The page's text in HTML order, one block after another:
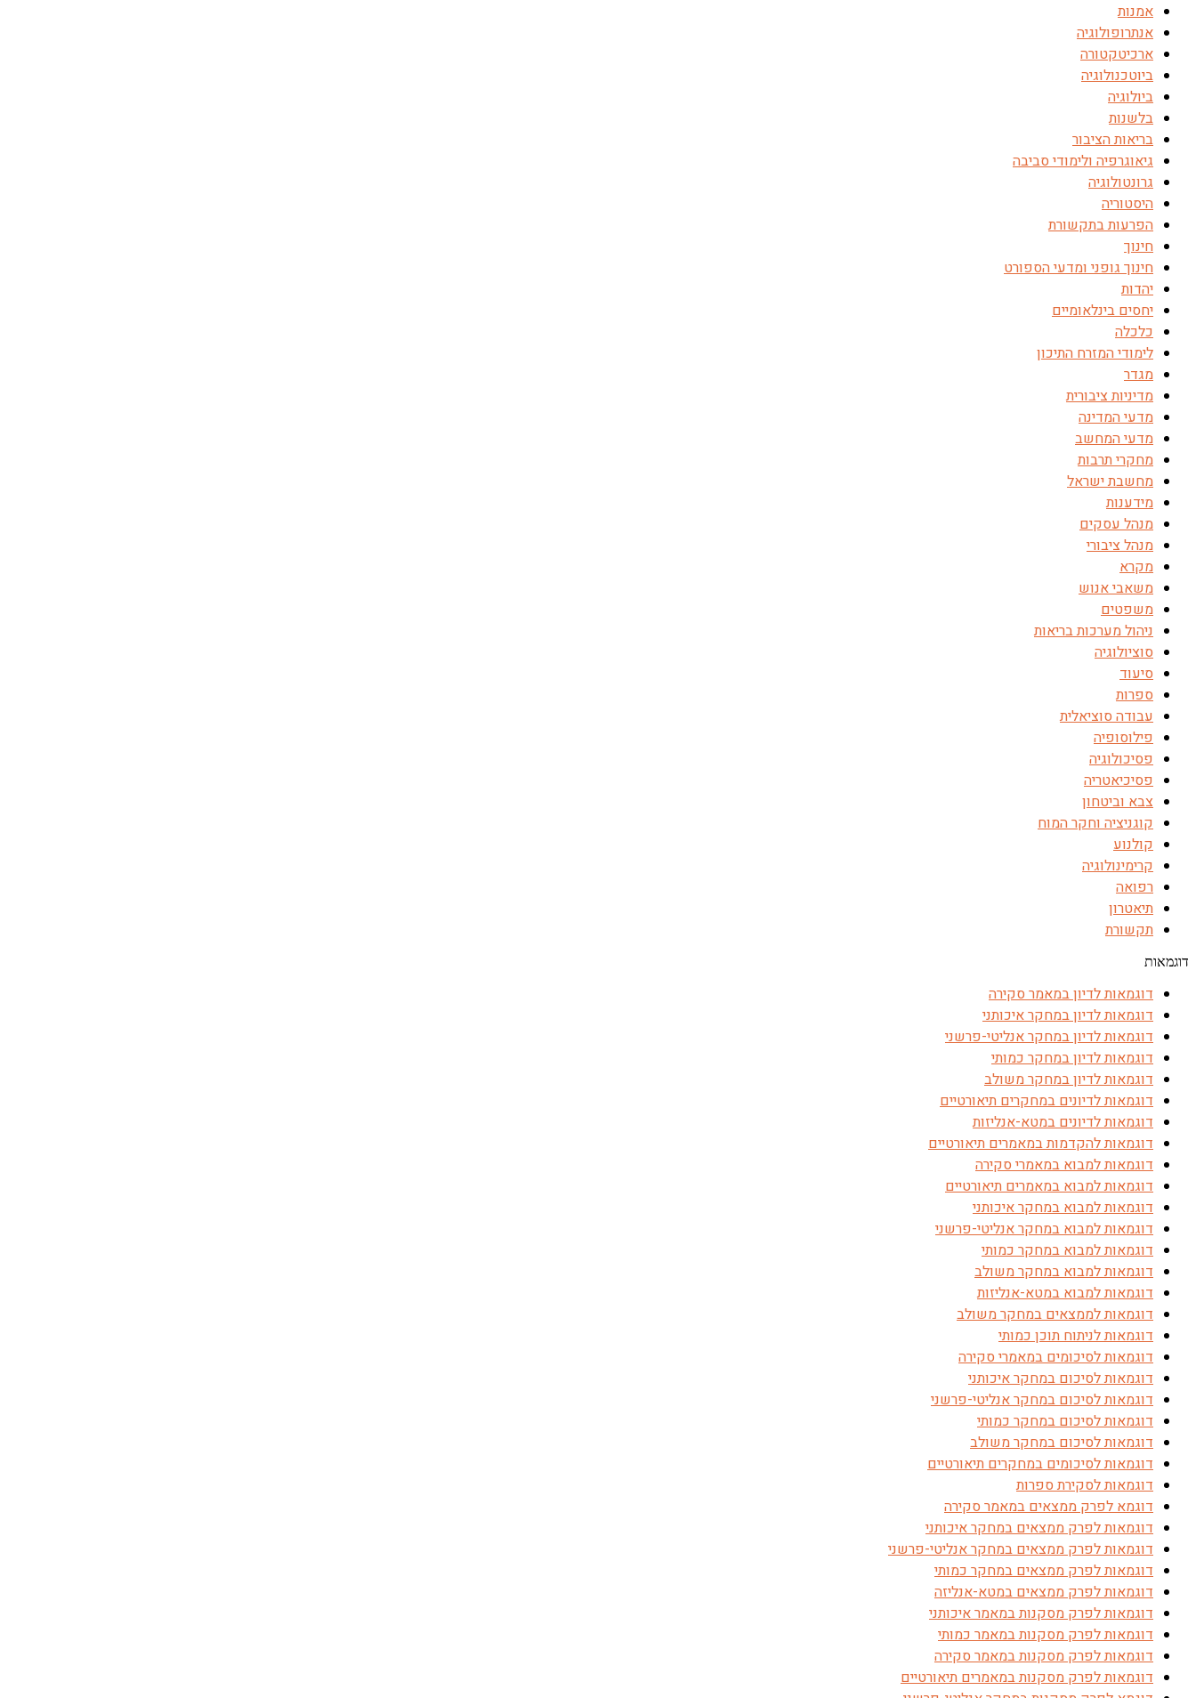
אמנות
אנתרופולוגיה
ארכיטקטורה
ביוטכנולוגיה
ביולוגיה
בלשנות
בריאות הציבור
גיאוגרפיה ולימודי סביבה
גרונטולוגיה
היסטוריה
הפרעות בתקשורת
חינוך
חינוך גופני ומדעי הספורט
יהדות
יחסים בינלאומיים
כלכלה
לימודי המזרח התיכון
מגדר
מדיניות ציבורית
מדעי המדינה
מדעי המחשב
מחקרי תרבות
מחשבת ישראל
מידענות
מנהל עסקים
מנהל ציבורי
מקרא
משאבי אנוש
משפטים
ניהול מערכות בריאות
סוציולוגיה
סיעוד
ספרות
עבודה סוציאלית
פילוסופיה
פסיכולוגיה
פסיכיאטריה
צבא וביטחון
קוגניציה וחקר המוח
קולנוע
קרימינולוגיה
רפואה
תיאטרון
תקשורת
דוגמאות
דוגמאות לדיון במאמר סקירה
דוגמאות לדיון במחקר איכותני
דוגמאות לדיון במחקר אנליטי-פרשני
דוגמאות לדיון במחקר כמותי
דוגמאות לדיון במחקר משולב
דוגמאות לדיונים במחקרים תיאורטיים
דוגמאות לדיונים במטא-אנליזות
דוגמאות להקדמות במאמרים תיאורטיים
דוגמאות למבוא במאמרי סקירה
דוגמאות למבוא במאמרים תיאורטיים
דוגמאות למבוא במחקר איכותני
דוגמאות למבוא במחקר אנליטי-פרשני
דוגמאות למבוא במחקר כמותי
דוגמאות למבוא במחקר משולב
דוגמאות למבוא במטא-אנליזות
דוגמאות לממצאים במחקר משולב
דוגמאות לניתוח תוכן כמותי
דוגמאות לסיכומים במאמרי סקירה
דוגמאות לסיכום במחקר איכותני
דוגמאות לסיכום במחקר אנליטי-פרשני
דוגמאות לסיכום במחקר כמותי
דוגמאות לסיכום במחקר משולב
דוגמאות לסיכומים במחקרים תיאורטיים
דוגמאות לסקירת ספרות
דוגמא לפרק ממצאים במאמר סקירה
דוגמאות לפרק ממצאים במחקר איכותני
דוגמאות לפרק ממצאים במחקר אנליטי-פרשני
דוגמאות לפרק ממצאים במחקר כמותי
דוגמאות לפרק ממצאים במטא-אנליזה
דוגמאות לפרק מסקנות במאמר איכותני
דוגמאות לפרק מסקנות במאמר כמותי
דוגמאות לפרק מסקנות במאמר סקירה
דוגמאות לפרק מסקנות במאמרים תיאורטיים